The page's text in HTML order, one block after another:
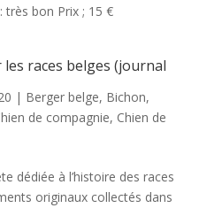
très bon Prix ; 15 €
les races belges (journal
| Berger belge, Bichon,
de compagnie, Chien de
dédiée à l’histoire des races
originaux collectés dans